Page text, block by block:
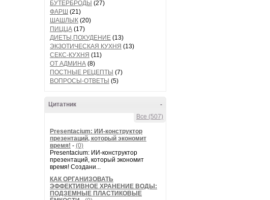
БУТЕРБРОДЫ (27)
ФАРШ (21)
ШАШЛЫК (20)
ПИЦЦА (17)
ДИЕТЫ,ПОХУДЕНИЕ (13)
ЭКЗОТИЧЕСКАЯ КУХНЯ (13)
СЕКС-КУХНЯ (11)
ОТ АДМИНА (8)
ПОСТНЫЕ РЕЦЕПТЫ (7)
ВОПРОСЫ-ОТВЕТЫ (5)
-
Цитатник
Все (507)
Presentacium: ИИ‑конструктор
презентаций, который экономит
время! - (0)
Presentacium: ИИ‑конструктор
презентаций, который экономит
время! Создани...
КАК ОРГАНИЗОВАТЬ
ЭФФЕКТИВНОЕ ХРАНЕНИЕ ВОДЫ:
ПОДЗЕМНЫЕ ПЛАСТИКОВЫЕ